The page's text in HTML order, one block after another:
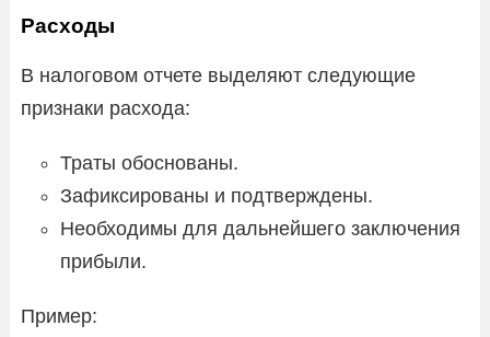
Расходы
В налоговом отчете выделяют следующие
признаки расхода:
Траты обоснованы.
Зафиксированы и подтверждены.
Необходимы для дальнейшего заключения
прибыли.
Пример: